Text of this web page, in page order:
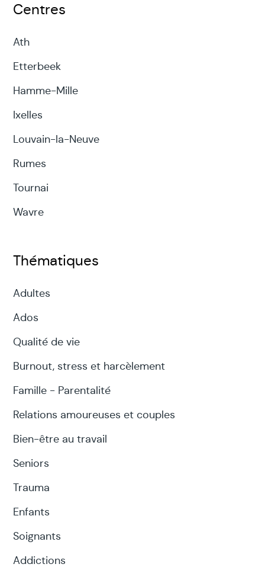
Centres
Ath
Etterbeek
Hamme-Mille
Ixelles
Louvain-la-Neuve
Rumes
Tournai
Wavre
Thématiques
Adultes
Ados
Qualité de vie
Burnout, stress et harcèlement
Famille - Parentalité
Relations amoureuses et couples
Bien-être au travail
Seniors
Trauma
Enfants
Soignants
Addictions